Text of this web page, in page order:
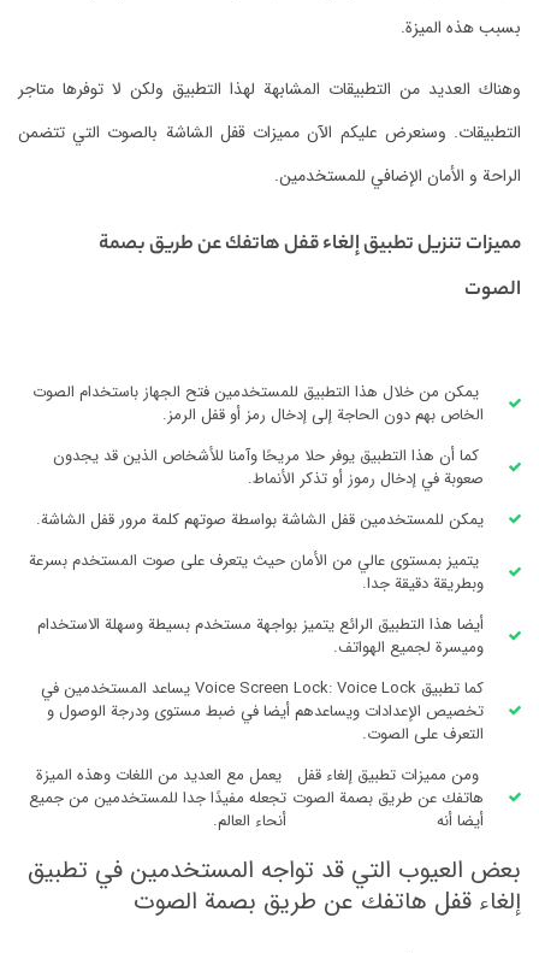
بسبب هذه الميزة.
وهناك العديد من التطبيقات المشابهة لهذا التطبيق ولكن لا توفرها متاجر
التطبيقات. وسنعرض عليكم الآن مميزات قفل الشاشة بالصوت التي تتضمن
الراحة و الأمان الإضافي للمستخدمين.
مميزات تنزيل تطبيق إلغاء قفل هاتفك عن طريق بصمة
الصوت
يمكن من خلال هذا التطبيق للمستخدمين فتح الجهاز باستخدام الصوت
الخاص بهم دون الحاجة إلى إدخال رمز أو قفل الرمز.
كما أن هذا التطبيق يوفر حلا مريحًا وآمنا للأشخاص الذين قد يجدون
صعوبة في إدخال رموز أو تذكر الأنماط.
يمكن للمستخدمين قفل الشاشة بواسطة صوتهم كلمة مرور قفل الشاشة.
يتميز بمستوى عالي من الأمان حيث يتعرف على صوت المستخدم بسرعة
وبطريقة دقيقة جدا.
أيضا هذا التطبيق الرائع يتميز بواجهة مستخدم بسيطة وسهلة الاستخدام
وميسرة لجميع الهواتف.
كما تطبيق Voice Screen Lock: Voice Lock يساعد المستخدمين في
تخصيص الإعدادات ويساعدهم أيضا في ضبط مستوى ودرجة الوصول و
التعرف على الصوت.
ومن مميزات تطبيق إلغاء قفل
هاتفك عن طريق بصمة الصوت
أيضا أنه
يعمل مع العديد من اللغات وهذه الميزة
تجعله مفيدًا جدا للمستخدمين من جميع
أنحاء العالم.
بعض العيوب التي قد تواجه المستخدمين في تطبيق
إلغاء قفل هاتفك عن طريق بصمة الصوت